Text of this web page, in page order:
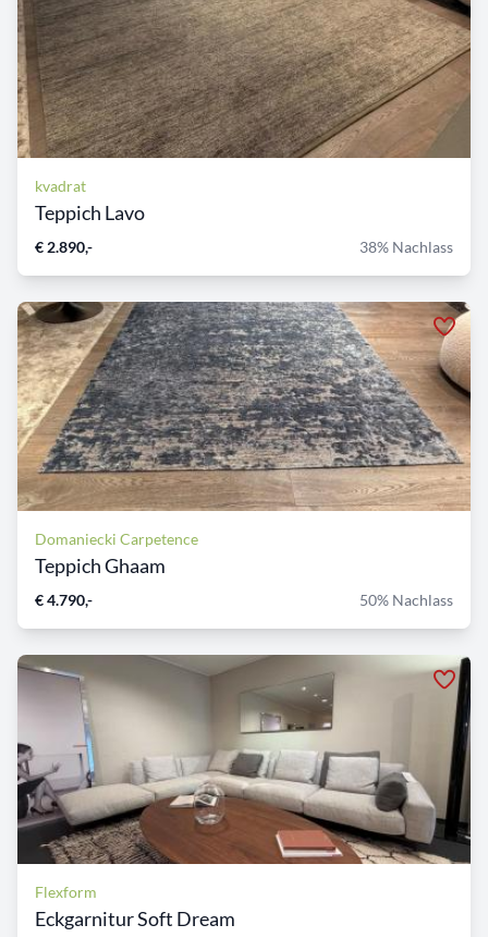
kvadrat
Teppich Lavo
€ 2.890,- 38% Nachlass
Domaniecki Carpetence
Teppich Ghaam
€ 4.790,- 50% Nachlass
Flexform
Eckgarnitur Soft Dream